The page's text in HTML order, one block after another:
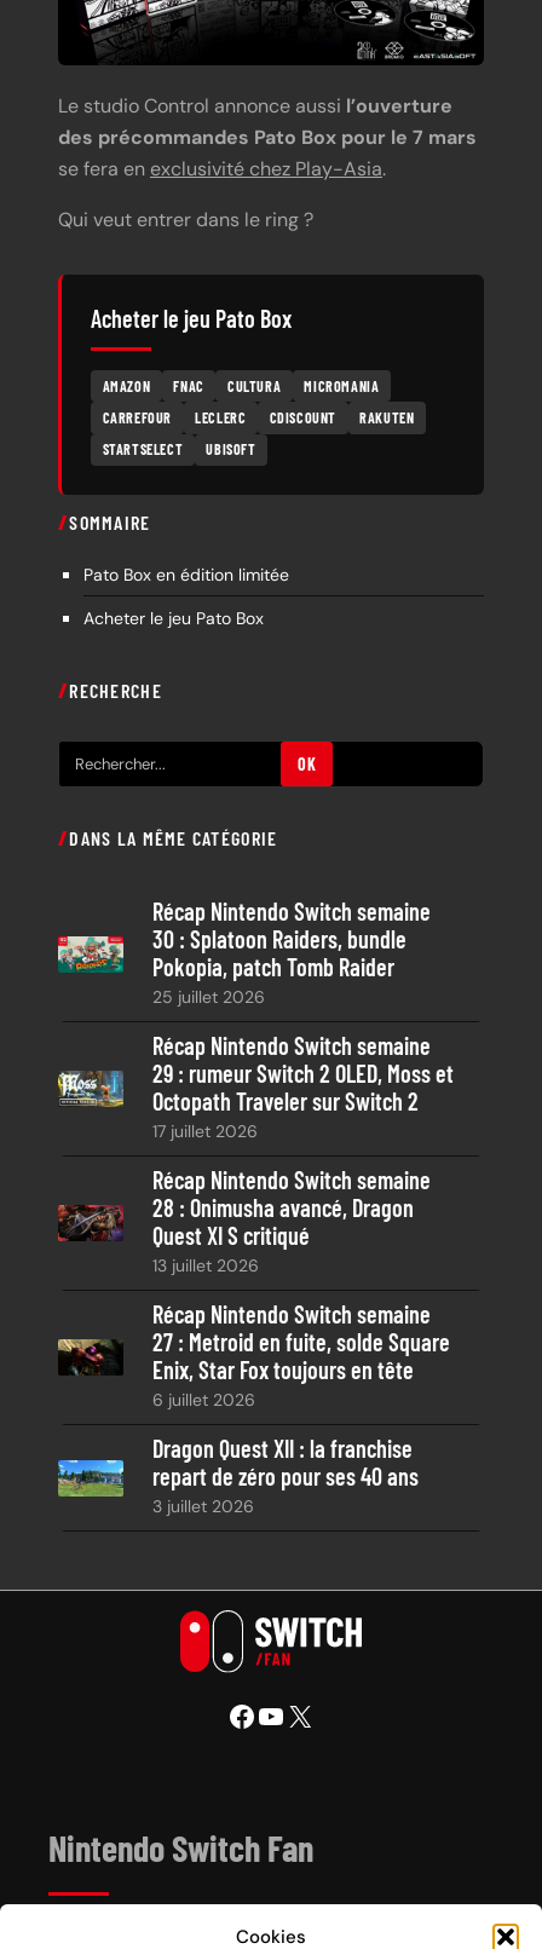
Cookies
Le studio Control annonce aussi l’ouverture
des précommandes Pato Box pour le 7 mars
se fera en exclusivité chez Play-Asia.
Qui veut entrer dans le ring ?
Acheter le jeu Pato Box
AMAZON FNAC CULTURA
MICROMANIA
CARREFOUR
LECLERC CDISCOUNT
RAKUTEN
STARTSELECT
UBISOFT
SOMMAIRE
Pato Box en édition limitée
Acheter le jeu Pato Box
RECHERCHE
e
h
c
h
OK
DANS LA MÊME CATÉGORIE
Récap Nintendo Switch semaine
30 : Splatoon Raiders, bundle
Pokopia, patch Tomb Raider
25 juillet 2026
Récap Nintendo Switch semaine
29 : rumeur Switch 2 OLED, Moss et
Octopath Traveler sur Switch 2
17 juillet 2026
Récap Nintendo Switch semaine
28 : Onimusha avancé, Dragon
Quest XI S critiqué
13 juillet 2026
Récap Nintendo Switch semaine
27 : Metroid en fuite, solde Square
Enix, Star Fox toujours en tête
6 juillet 2026
Dragon Quest XII : la franchise
repart de zéro pour ses 40 ans
3 juillet 2026
Facebook YouTube X
Nintendo Switch Fan